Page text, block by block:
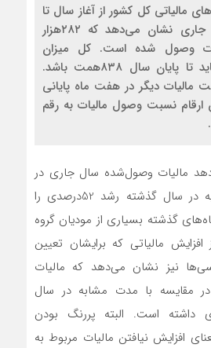
مالیاتی کل کشور از آغاز سال تا
پایان مردادماه سال جاری نشان می‌دهد که ۲۸۲هزار
وصول شده است. کل میزان
درآمدهای مالیاتی باید تا پایان سال ۸۳۸همت باشد.
باید ۵۵۶همت مالیات دیگر در هفت ماه پایانی
ارقام نسبت وصول مالیات به رقم
مالیات وصول‌شده سال جاری در
مقایسه با مدت مشابه در سال گذشته رشد 52درصدی را
گذشته بسیاری از مودیان گروه
افزایش مالیاتی که برایشان تعیین
نیز نشان می‌دهد که مالیات
مقایسه با مدت مشابه در سال
90درصدی داشته است. البته پررنگ بودن
افزایش نیافتن مالیات مربوط به